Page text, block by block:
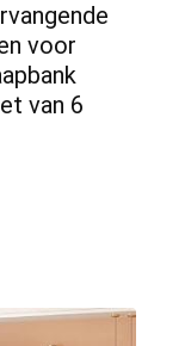
voor
van 6